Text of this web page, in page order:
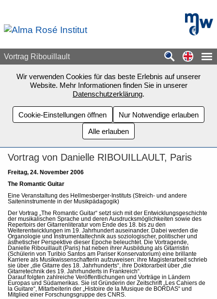
mdw -
Vortrag Ribouillault
Wir verwenden Cookies für das beste Erlebnis auf unserer
Website. Mehr Informationen finden Sie in unserer
Datenschutzerklärung.
Cookie-Einstellungen öffnen
Nur Notwendige erlauben
Alle erlauben
Vortrag von Danielle RIBOUILLAULT, Paris
Freitag, 24. November 2006
The Romantic Guitar
Eine Veranstaltung des Hellmesberger-Instituts (Streich- und andere
Saiteninstrumente in der Musikpädagogik)
Der Vortrag „The Romantic Guitar“ setzt sich mit der Entwicklungsgeschichte
der musikalischen Sprache und deren Ausdrucksmöglichkeiten sowie des
Repertoirs der Gitarrenliteratur vom Ende des 18. bis zu den
Weiterentwicklungen im 19. Jahrhundert auseinander. Dabei werden die
Organologie und Instrumentaltechnik aus soziologischer, politischer und
ästhetischer Perspektive dieser Epoche beleuchtet. Die Vortragende,
Danielle Ribouillault (Paris) hat neben ihrer Ausbildung als Gitarristin
(Schülerin von Turibio Santos am Pariser Konservatorium) eine brillante
Karriere als Musikwissenschafterin aufzuweisen: ihre Magisterarbeit schrieb
sie über „die Gitarre des 18. Jahrhunderts“, ihre Doktorarbeit über „die
Gitarretechnik des 19. Jahrhunderts in Frankreich“.
Darauf folgten zahlreiche Veröffentlichungen und Vorträge in Ländern
Europas und Südamerikas. Sie ist Gründerin der Zeitschrift „Les Cahiers de
la Guitare“, Mitarbeiterin der „Histoire de la Musique de BORDAS“ und
Mitglied einer Forschungsgruppe des CNRS.